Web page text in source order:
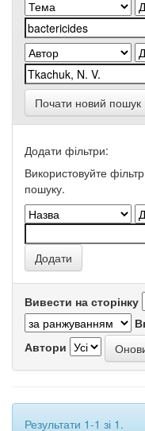
Почати новий пошук
Додати фільтри:
Використовуйте
пошуку.
Вивести на сторінку
Автори
Результати 1-1 зі 1.